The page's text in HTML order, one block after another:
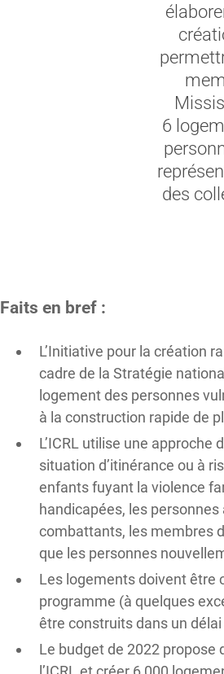
6
des
Faits en bref :
L’Initiative pour la création
cadre de la Stratégie
logement des personnes
à la construction rapide de
L’ICRL utilise une
situation d’itinérance ou à
enfants fuyant la violence
handicapées, les
combattants, les membres
que les personnes
Les logements doivent être
programme (à quelques
être construits dans un
Le budget de 2022 propose